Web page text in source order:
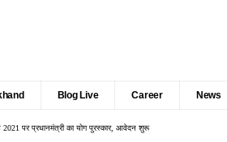
Blog Live Career News
2021 पर प्रधानमंत्री का योग पुरस्‍कार, आवेदन शुरू